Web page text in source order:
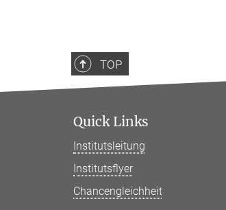
TOP
Quick Links
Institutsleitung
Institutsflyer
Chancengleichheit